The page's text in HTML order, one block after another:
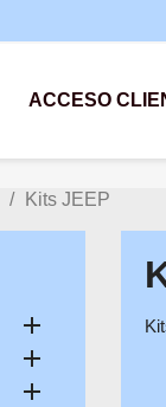
ACCESO
Kits JEEP


